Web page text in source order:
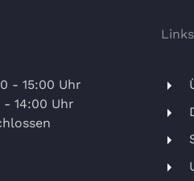
- 15:00 Uhr
14:00 Uhr
Links